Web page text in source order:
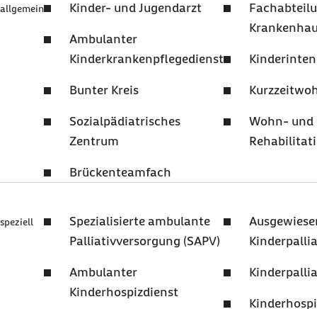
allgemein Kinder- und Jugendarzt
Ambulanter
Kinderkrankenpflegedienst
Bunter Kreis
Sozialpädiatrisches
Zentrum
Brückenteamfach
Wohn- und
speziell
Spezialisierte ambulante
Palliativversorgung (SAPV)
Ambulanter
Kinderhospizdienst